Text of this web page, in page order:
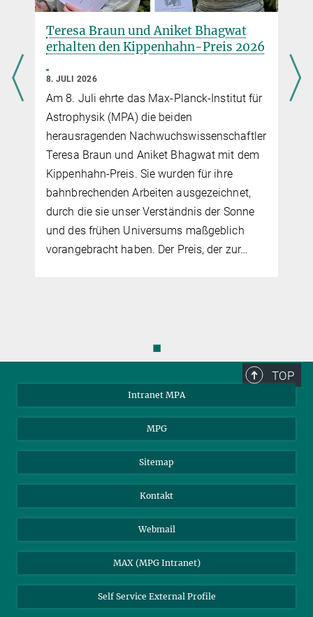
Teresa Braun und Aniket Bhagwat
erhalten den Kippenhahn-Preis 2026
8. JULI 2026
Am 8. Juli ehrte das Max-Planck-Institut für
Astrophysik (MPA) die beiden
herausragenden Nachwuchswissenschaftler
Teresa Braun und Aniket Bhagwat mit dem
Kippenhahn-Preis. Sie wurden für ihre
bahnbrechenden Arbeiten ausgezeichnet,
durch die sie unser Verständnis der Sonne
und des frühen Universums maßgeblich
vorangebracht haben. Der Preis, der zur…
◼
TOP
Intranet MPA
MPG
Sitemap
Kontakt
Webmail
MAX (MPG Intranet)
Self Service External Profile